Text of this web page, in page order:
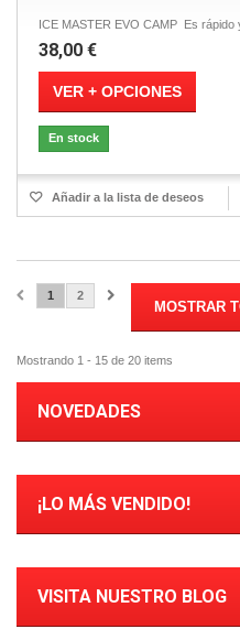
ICE MASTER EVO CAMP Es rápido
38,00 €
VER + OPCIONES
En stock
Añadir a la lista de deseos
MOSTRAR
1 2
Mostrando 1 - 15 de 20 items
NOVEDADES
¡LO MÁS VENDIDO!
VISITA NUESTRO BLOG